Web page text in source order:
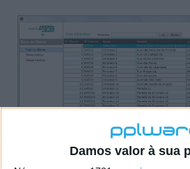
Damos valor à sua